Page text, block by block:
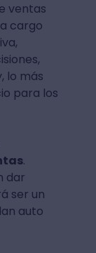
ventas
cargo
lo más
para los
.
dar
ser un
auto